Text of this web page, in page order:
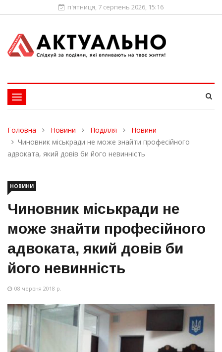
п'ятниця, 7 серпень 2026, 15:16
Toggle
navigation
Головна Новини Поділля
Новини
Чиновник міськради не може знайти професійного
адвоката, який довів би його невинність
НОВИНИ
Чиновник міськради не
може знайти професійного
адвоката, який довів би
його невинність
08 червня 2018 р.